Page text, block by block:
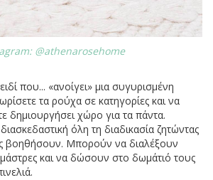
@athenarosehome
που... «ανοίγει» μια συγυρισμένη
τα ρούχα σε κατηγορίες και να
δημιουργήσει χώρο για τα πάντα.
όλη τη διαδικασία ζητώντας
βοηθήσουν. Μπορούν να διαλέξουν
και να δώσουν στο δωμάτιό τους